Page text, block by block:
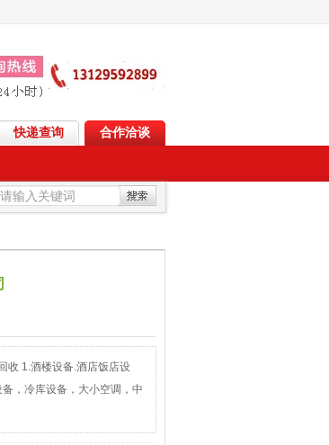
快递查询 合作洽谈
收 1.酒楼设备.酒店饭店设
，冷库设备，大小空调，中